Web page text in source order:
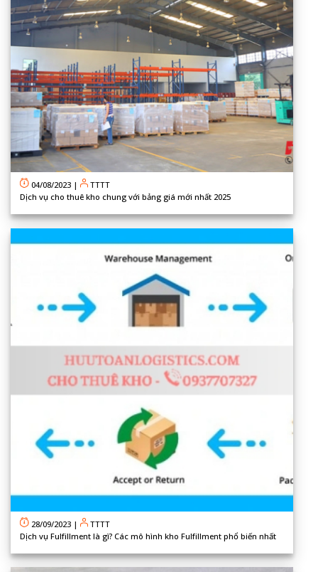
04/08/2023 |
TTTT
Dịch vụ cho thuê kho chung với bảng giá mới nhất 2025
28/09/2023 |
TTTT
Dịch vụ Fulfillment là gì? Các mô hình kho Fulfillment phổ biến nhất